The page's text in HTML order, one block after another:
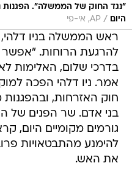
"נגד החוק של הממשלה". הפגנות
היום
/ AP, אי-פי
ראש הממשלה בניו דלהי,
להרגעת הרוחות.
בדרכי שלום, האלימות
אמר. ניו דלהי הפכה
חוק האזרחות,
בני אדם. שר הפנים של
גורמים מקומיים היום,
להימנע מהתבטאויות
את האש.